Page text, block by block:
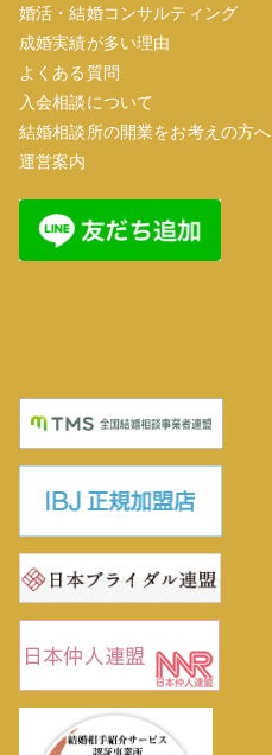
婚活・結婚コンサルティング
成婚実績が多い理由
よくある質問
入会相談について
結婚相談所の開業をお考えの方へ
運営案内